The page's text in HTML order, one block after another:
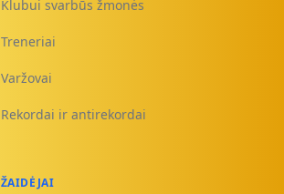
Klubui svarbūs žmonės
Treneriai
Varžovai
Rekordai ir antirekordai
ŽAIDĖJAI